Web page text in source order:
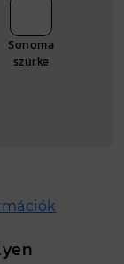
Sonoma
szürke